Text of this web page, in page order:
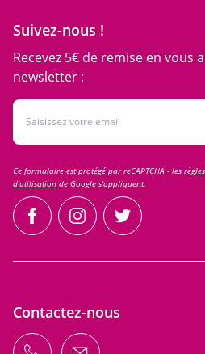
Suivez-nous !
Recevez 5€ de remise en vous
newsletter :
Adresse email
Ce formulaire est protégé par reCAPTCHA - les
d'utilisation de Google s'appliquent.
facebookinstagramtwitter
Contactez-nous